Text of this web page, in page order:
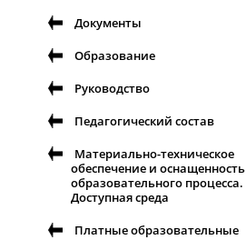
Документы
Образование
Руководство
Педагогический состав
Материально-техническое
обеспечение и оснащенность
образовательного процесса.
Доступная среда
Платные образовательные